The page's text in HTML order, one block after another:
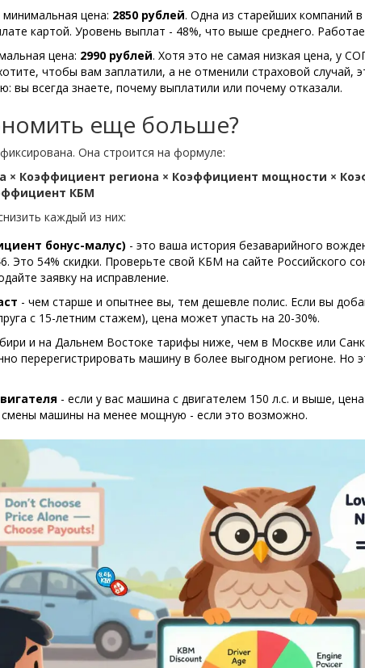
минимальная цена: 2850 рублей. Одна из старейших компаний
картой. Уровень выплат - 48%, что выше среднего.
цена: 2990 рублей. Хотя это не самая низкая цена, у
чтобы вам заплатили, а не отменили страховой случай,
вы всегда знаете, почему выплатили или почему отказали.
еще больше?
Она строится на формуле:
× Коэффициент региона × Коэффициент мощности ×
КБМ
каждый из них:
бонус-малус) - это ваша история безаварийного
Это 54% скидки. Проверьте свой КБМ на сайте Российского
заявку на исправление.
- чем старше и опытнее вы, тем дешевле полис. Если вы
с 15-летним стажем), цена может упасть на 20-30%.
и на Дальнем Востоке тарифы ниже, чем в Москве или
перерегистрировать машину в более выгодном регионе. Но
- если у вас машина с двигателем 150 л.с. и выше,
машины на менее мощную - если это возможно.